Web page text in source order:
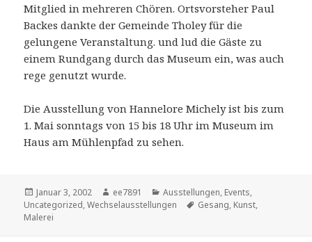
Mitglied in mehreren Chören. Ortsvorsteher Paul
Backes dankte der Gemeinde Tholey für die
gelungene Veranstaltung. und lud die Gäste zu
einem Rundgang durch das Museum ein, was auch
rege genutzt wurde.
Die Ausstellung von Hannelore Michely ist bis zum
1. Mai sonntags von 15 bis 18 Uhr im Museum im
Haus am Mühlenpfad zu sehen.
Veröffentlicht
am
Januar 3, 2002 Autor
ee7891 Kategorien
Ausstellungen, Events,
Uncategorized,Wechselausstellungen Schlagwörter
Gesang, Kunst,
Malerei